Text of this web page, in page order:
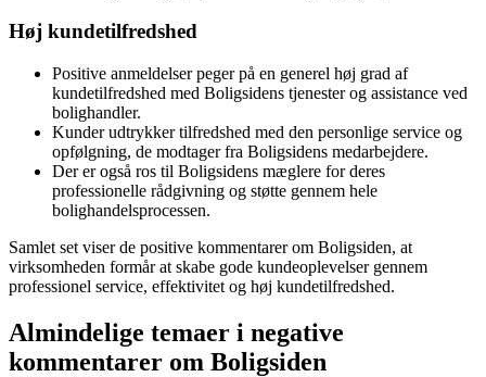
Høj kundetilfredshed
Positive anmeldelser peger på en generel høj grad af
kundetilfredshed med Boligsidens tjenester og assistance ved
bolighandler.
Kunder udtrykker tilfredshed med den personlige service og
opfølgning, de modtager fra Boligsidens medarbejdere.
Der er også ros til Boligsidens mæglere for deres
professionelle rådgivning og støtte gennem hele
bolighandelsprocessen.
Samlet set viser de positive kommentarer om Boligsiden, at
virksomheden formår at skabe gode kundeoplevelser gennem
professionel service, effektivitet og høj kundetilfredshed.
Almindelige temaer i negative
kommentarer om Boligsiden